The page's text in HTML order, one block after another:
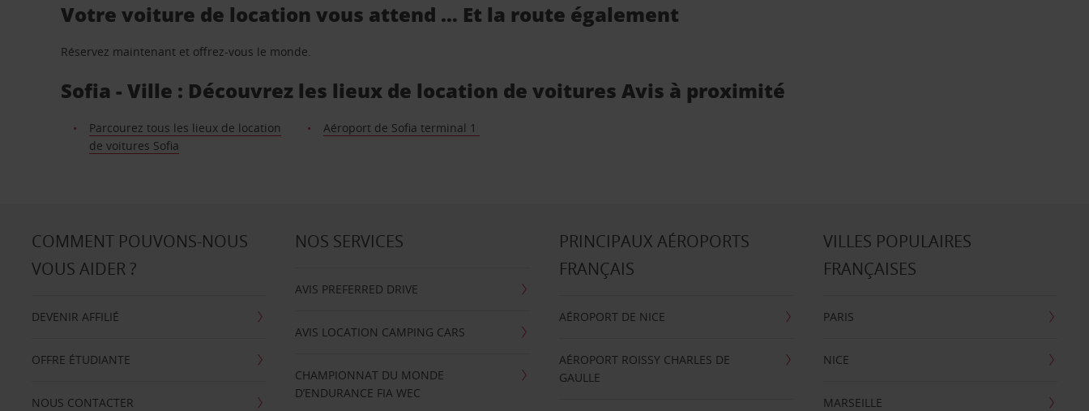
Votre voiture de location vous attend … Et la route également
Réservez maintenant et offrez-vous le monde.
Sofia - Ville : Découvrez les lieux de location de voitures Avis à proximité
Parcourez tous les lieux de location
de voitures Sofia
Aéroport de Sofia terminal 1
COMMENT POUVONS-NOUS
VOUS AIDER ?
DEVENIR AFFILIÉ
OFFRE ÉTUDIANTE
NOUS CONTACTER
NOS SERVICES
AVIS PREFERRED DRIVE
AVIS LOCATION CAMPING CARS
CHAMPIONNAT DU MONDE
D’ENDURANCE FIA WEC
PRINCIPAUX AÉROPORTS
FRANÇAIS
AÉROPORT DE NICE
AÉROPORT ROISSY CHARLES DE
GAULLE
VILLES POPULAIRES
FRANÇAISES
PARIS
NICE
MARSEILLE